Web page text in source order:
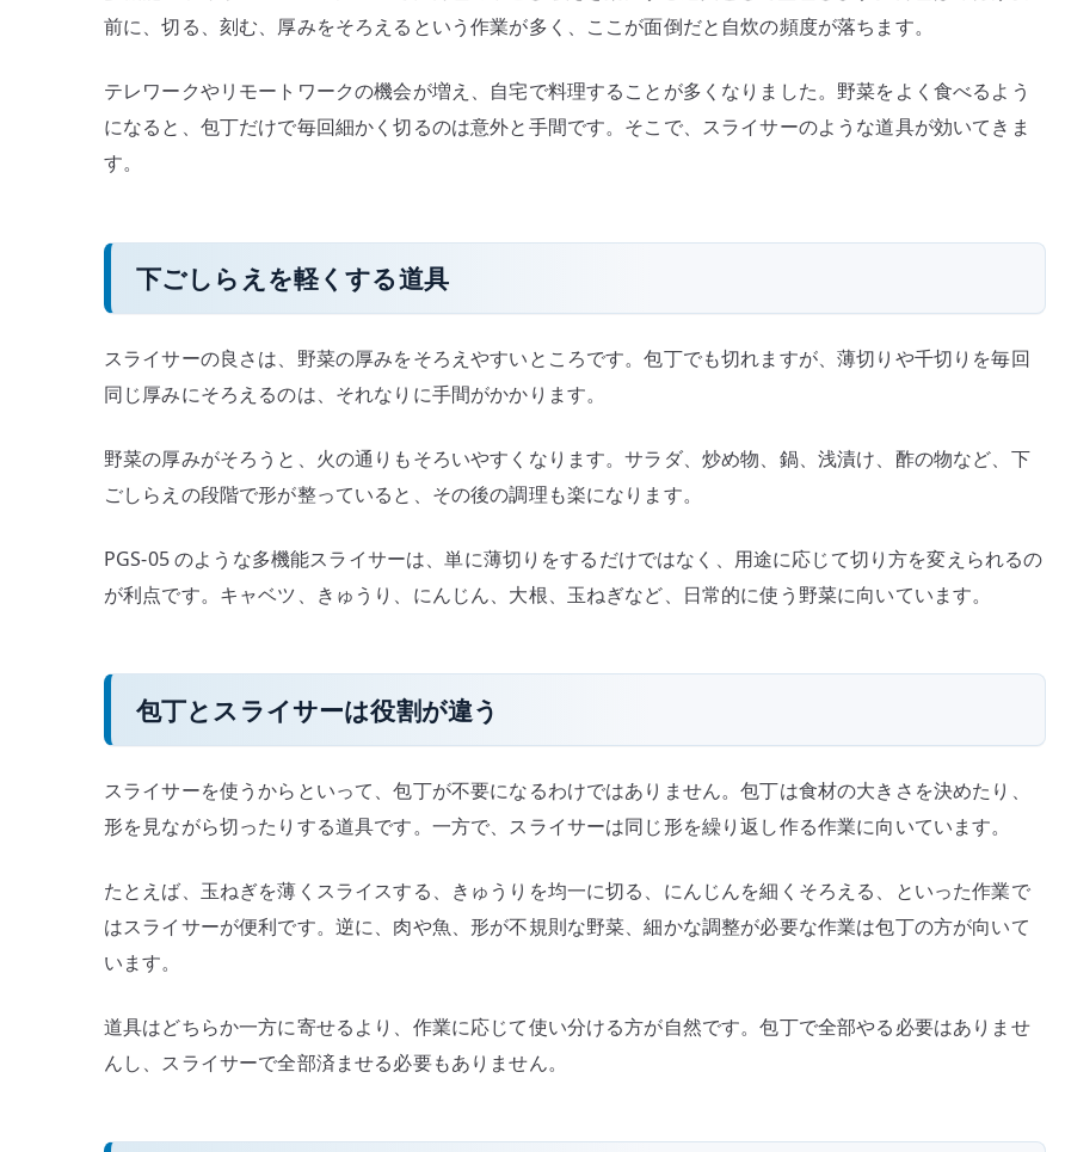
下
ご
ら
え
道
具
前に、切る、刻む、厚みをそろえるという作業が多く、ここが面倒だと自炊の頻度が落ちます。
テレワークやリモートワークの機会が増え、自宅で料理することが多くなりました。野菜をよく食べるよう
になると、包丁だけで毎回細かく切るのは意外と手間です。そこで、スライサーのような道具が効いてきま
す。
下ごしらえを軽くする道具
スライサーの良さは、野菜の厚みをそろえやすいところです。包丁でも切れますが、薄切りや千切りを毎回
同じ厚みにそろえるのは、それなりに手間がかかります。
野菜の厚みがそろうと、火の通りもそろいやすくなります。サラダ、炒め物、鍋、浅漬け、酢の物など、下
ごしらえの段階で形が整っていると、その後の調理も楽になります。
PGS-05 のような多機能スライサーは、単に薄切りをするだけではなく、用途に応じて切り方を変えられるの
が利点です。キャベツ、きゅうり、にんじん、大根、玉ねぎなど、日常的に使う野菜に向いています。
包丁とスライサーは役割が違う
スライサーを使うからといって、包丁が不要になるわけではありません。包丁は食材の大きさを決めたり、
形を見ながら切ったりする道具です。一方で、スライサーは同じ形を繰り返し作る作業に向いています。
たとえば、玉ねぎを薄くスライスする、きゅうりを均一に切る、にんじんを細くそろえる、といった作業で
はスライサーが便利です。逆に、肉や魚、形が不規則な野菜、細かな調整が必要な作業は包丁の方が向いて
います。
道具はどちらか一方に寄せるより、作業に応じて使い分ける方が自然です。包丁で全部やる必要はありませ
んし、スライサーで全部済ませる必要もありません。